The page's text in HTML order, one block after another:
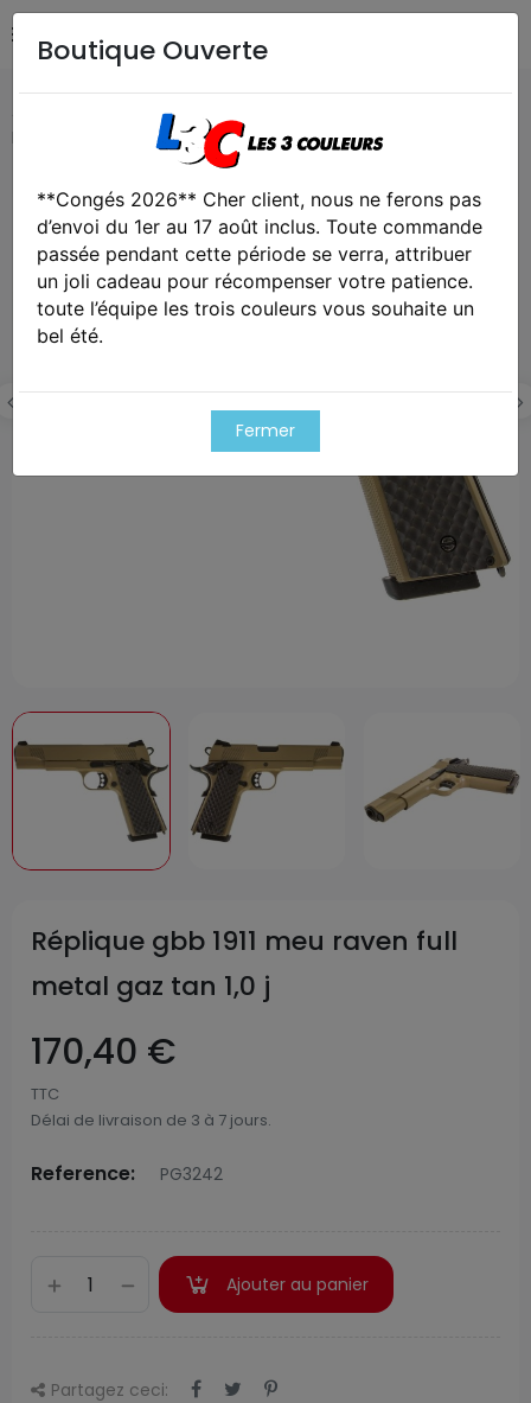
Airsoft / Paintball
Réplique gbb 1911 meu raven full metal gaz tan 1,0 j
Exclusivité web !
Réplique gbb 1911 meu raven full
metal gaz tan 1,0 j
170,40 €
TTC
Délai de livraison de 3 à 7 jours.
Reference: PG3242
Ajouter au panier
Partagez ceci:
Boutique Ouverte
**Congés 2026** Cher client, nous ne ferons pas
d’envoi du 1er au 17 août inclus. Toute commande
passée pendant cette période se verra, attribuer
un joli cadeau pour récompenser votre patience.
toute l’équipe les trois couleurs vous souhaite un
bel été.
Fermer